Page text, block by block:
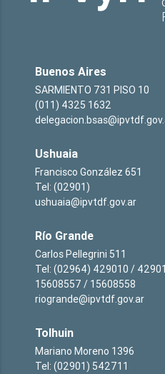
Buenos Aires
SARMIENTO 731 PISO 10
(011) 4325 1632
Ushuaia
Francisco González 651
Tel: (02901)
ushuaia@ipvtdf.gov.ar
Río Grande
Carlos Pellegrini 511
Tel: (02964) 429010 /
15608557 / 15608558
riogrande@ipvtdf.gov.ar
Tolhuin
Mariano Moreno 1396
Tel: (02901) 542711